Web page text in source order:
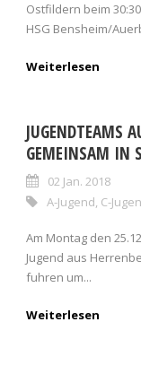
Ostfildern beim
HSG Bensheim/
Weiterlesen
JUGENDTEAMS
GEMEINSAM IN
02 Jan. 2018
A-Jugend, C-
Am Montag den
Jugend aus
fuhren um...
Weiterlesen